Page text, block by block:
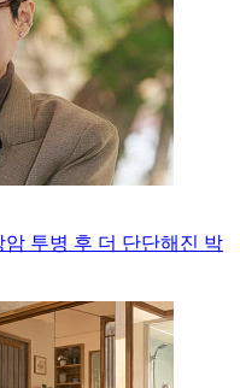
투병 후 더 단단해진 박